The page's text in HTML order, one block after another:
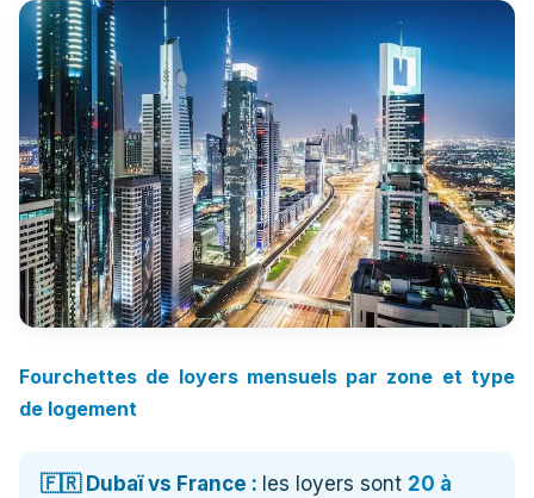
Fourchettes de loyers mensuels par zone et type
de logement
🇫🇷 Dubaï vs France : les loyers sont 20 à